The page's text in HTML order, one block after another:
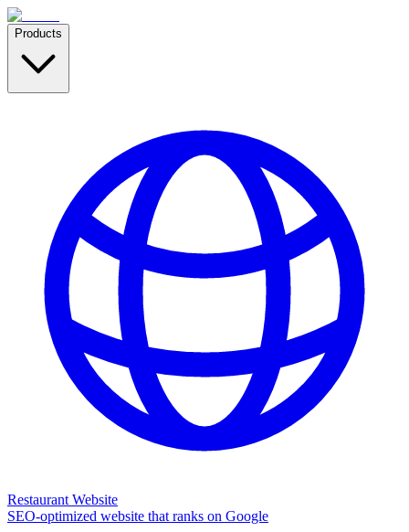
Products
Restaurant Website
SEO-optimized website that ranks on Google